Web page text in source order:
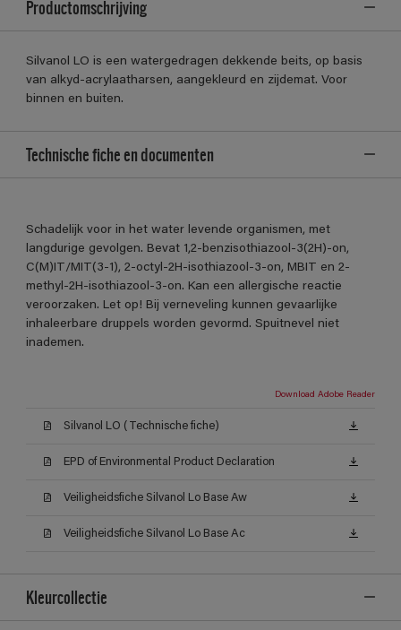
Productomschrijving
Silvanol LO is een watergedragen dekkende beits, op basis
van alkyd-acrylaatharsen, aangekleurd en zijdemat. Voor
binnen en buiten.
Technische fiche en documenten
Schadelijk voor in het water levende organismen, met
langdurige gevolgen. Bevat 1,2-benzisothiazool-3(2H)-on,
C(M)IT/MIT(3-1), 2-octyl-2H-isothiazool-3-on, MBIT en 2-
methyl-2H-isothiazool-3-on. Kan een allergische reactie
veroorzaken. Let op! Bij verneveling kunnen gevaarlijke
inhaleerbare druppels worden gevormd. Spuitnevel niet
inademen.
Download Adobe Reader
Silvanol LO (Technische fiche)
EPD of Environmental Product Declaration
Veiligheidsfiche Silvanol Lo Base Aw
Veiligheidsfiche Silvanol Lo Base Ac
Kleurcollectie